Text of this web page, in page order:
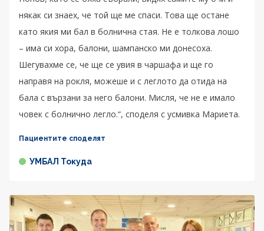
някак си знаех, че той ще ме спаси. Това ще остане
като якия ми бал в болнична стая. Не е толкова лошо
– има си хора, балони, шампанско ми донесоха.
Шегувахме се, че ще се увия в чаршафа и ще го
направя на рокля, можеше и с леглото да отида на
бала с вързани за него балони. Мисля, че не е имало
човек с болнично легло.“, споделя с усмивка Мариета.
Пациентите споделят
УМБАЛ Токуда